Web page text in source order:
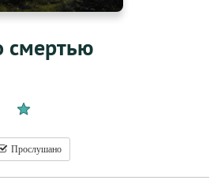
смертью
Прослушано